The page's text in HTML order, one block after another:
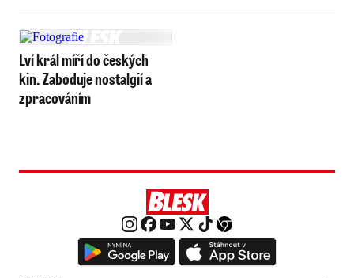
Lví král míří do českých
kin. Zaboduje nostalgií a
zpracováním